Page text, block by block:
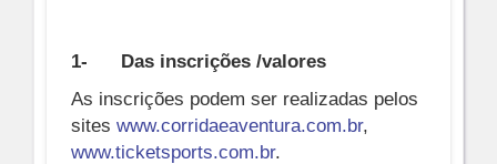
1- Das inscrições /valores
As inscrições podem ser realizadas pelos
sites www.corridaeaventura.com.br,
www.ticketsports.com.br.